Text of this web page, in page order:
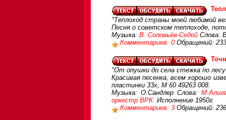
"Теплоход страны моей любимой
Песня о советском теплоходе,
Музыка: В. Соловьёв-Седой Слова:
Комментариев: 0 Обращений:
"От опушки до села стежка по
Красивая песенка, всем хорошо
пластинки 33х, М 60 49263 008.
Музыка: О.Сандлер Слова:
оркестр ВРК. Исполнение 1950г.
Комментариев: 3 Обращений: